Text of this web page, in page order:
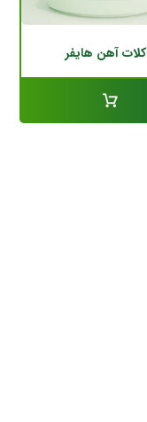
کلات آهن هایفر